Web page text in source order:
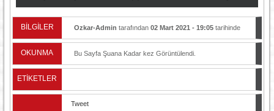
stok bilgisi alabilirsiniz
BİLGİLER Ozkar-Admin tarafından 02 Mart 2021 - 19:05tarihinde
OKUNMA Bu Sayfa Şuana Kadar kez Görüntülendi.
ETİKETLER
Tweet